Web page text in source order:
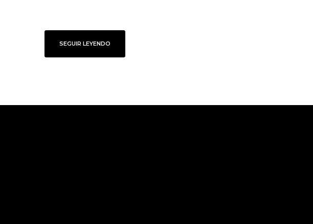
SEGUIR LEYENDO